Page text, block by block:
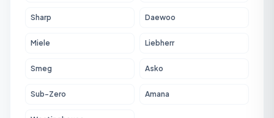
Sharp Daewoo
Miele Liebherr
Smeg Asko
Sub-Zero Amana